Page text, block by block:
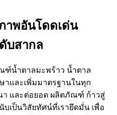
าพอันโดดเด่น
บสากล
ฑ์น้ำตาลมะพร้าว น้ำตาล
าและเพิ่มมาตรฐานในทุก
และต่อยอด ผลิตภัณฑ์ ก้าวสู่
บเป็นวิสัยทัศน์ที่เรายึดมั่น เพื่อ